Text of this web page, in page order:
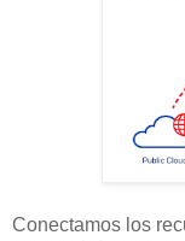
Conectamos los